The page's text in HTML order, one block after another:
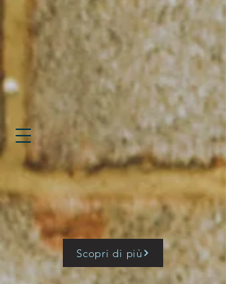
Scopri di più